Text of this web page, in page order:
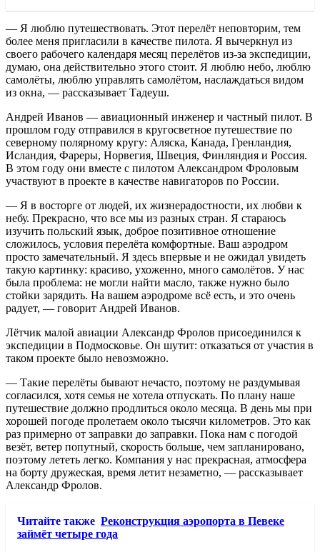
— Я люблю путешествовать. Этот перелёт неповторим, тем
более меня пригласили в качестве пилота. Я вычеркнул из
своего рабочего календаря месяц перелётов из-за экспедиции,
думаю, она действительно этого стоит. Я люблю небо, люблю
самолёты, люблю управлять самолётом, наслаждаться видом
из окна, — рассказывает Тадеуш.
Андрей Иванов — авиационный инженер и частный пилот. В
прошлом году отправился в кругосветное путешествие по
северному полярному кругу: Аляска, Канада, Гренландия,
Исландия, Фареры, Норвегия, Швеция, Финляндия и Россия.
В этом году они вместе с пилотом Александром Фроловым
участвуют в проекте в качестве навигаторов по России.
— Я в восторге от людей, их жизнерадостности, их любви к
небу. Прекрасно, что все мы из разных стран. Я стараюсь
изучить польский язык, доброе позитивное отношение
сложилось, условия перелёта комфортные. Ваш аэродром
просто замечательный. Я здесь впервые и не ожидал увидеть
такую картинку: красиво, ухоженно, много самолётов. У нас
была проблема: не могли найти масло, также нужно было
стойки зарядить. На вашем аэродроме всё есть, и это очень
радует, — говорит Андрей Иванов.
Лётчик малой авиации Александр Фролов присоединился к
экспедиции в Подмосковье. Он шутит: отказаться от участия в
таком проекте было невозможно.
— Такие перелёты бывают нечасто, поэтому не раздумывая
согласился, хотя семья не хотела отпускать. По плану наше
путешествие должно продлиться около месяца. В день мы при
хорошей погоде пролетаем около тысячи километров. Это как
раз примерно от заправки до заправки. Пока нам с погодой
везёт, ветер попутный, скорость больше, чем запланировано,
поэтому лететь легко. Компания у нас прекрасная, атмосфера
на борту дружеская, время летит незаметно, — рассказывает
Александр Фролов.
Читайте также Реконструкция аэропорта в Певеке
займёт четыре года